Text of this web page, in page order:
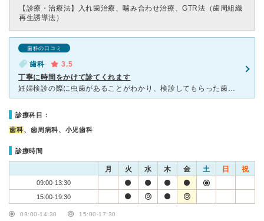
【診療・治療法】
入れ歯治療、噛み合わせ治療、GTR法（歯周組織
再生誘導法）
歯科の口コミ
歯科
3.5
丁寧に時間をかけて診てくれます
妊婦検診の際に虫歯があることがわかり、検診してもらった歯医者より近いところに行きたくてこちらにかかりました。 上北沢駅から近いですが、若干目立たないところにありわかりづらいです。 私が行ったときに
診療科目：
歯科、歯周病科、小児歯科
診療時間
月 火 水 木 金 土 日 祝
09:00-13:30
15:00-19:30
09:00-14:30 15:00-17:30